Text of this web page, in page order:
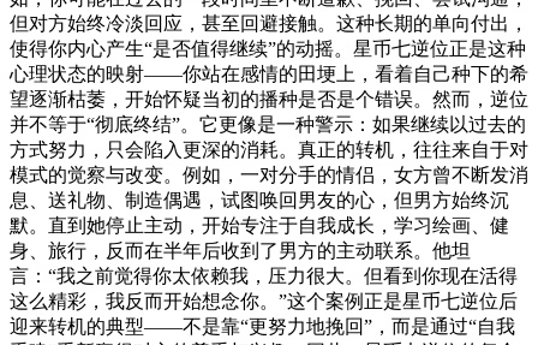
但对方始终冷淡回应，甚至回避接触。这种长期的单向付出，
使得你内心产生“是否值得继续”的动摇。星币七逆位正是这种
心理状态的映射——你站在感情的田埂上，看着自己种下的希
望逐渐枯萎，开始怀疑当初的播种是否是个错误。然而，逆位
并不等于“彻底终结”。它更像是一种警示：如果继续以过去的
方式努力，只会陷入更深的消耗。真正的转机，往往来自于对
模式的觉察与改变。例如，一对分手的情侣，女方曾不断发消
息、送礼物、制造偶遇，试图唤回男友的心，但男方始终沉
默。直到她停止主动，开始专注于自我成长，学习绘画、健
身、旅行，反而在半年后收到了男方的主动联系。他坦
言：“我之前觉得你太依赖我，压力很大。但看到你现在活得
这么精彩，我反而开始想念你。”这个案例正是星币七逆位后
迎来转机的典型——不是靠“更努力地挽回”，而是通过“自我